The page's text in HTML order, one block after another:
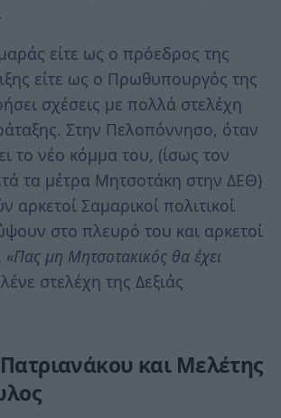
είτε ως ο πρόεδρος της
είτε ως ο Πρωθυπουργός της
σχέσεις με πολλά στελέχη
Στην Πελοπόννησο, όταν
το νέο κόμμα του, (ίσως τον
τα μέτρα Μητσοτάκη στην ΔΕΘ)
αρκετοί Σαμαρικοί πολιτικοί
στο πλευρό του και αρκετοί
«Πας μη Μητσοτακικός θα έχει
λένε στελέχη της Δεξιάς
και Μελέτης